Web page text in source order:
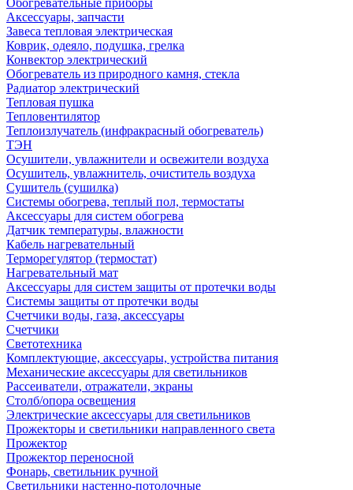
Обогревательные приборы
Аксессуары, запчасти
Завеса тепловая электрическая
Коврик, одеяло, подушка, грелка
Конвектор электрический
Обогреватель из природного камня, стекла
Радиатор электрический
Тепловая пушка
Тепловентилятор
Теплоизлучатель (инфракрасный обогреватель)
ТЭН
Осушители, увлажнители и освежители воздуха
Осушитель, увлажнитель, очиститель воздуха
Сушитель (сушилка)
Системы обогрева, теплый пол, термостаты
Аксессуары для систем обогрева
Датчик температуры, влажности
Кабель нагревательный
Терморегулятор (термостат)
Нагревательный мат
Аксессуары для систем защиты от протечки воды
Системы защиты от протечки воды
Счетчики воды, газа, аксессуары
Счетчики
Светотехника
Комплектующие, аксессуары, устройства питания
Механические аксессуары для светильников
Рассеиватели, отражатели, экраны
Столб/опора освещения
Электрические аксессуары для светильников
Прожекторы и светильники направленного света
Прожектор
Прожектор переносной
Фонарь, светильник ручной
Светильники настенно-потолочные